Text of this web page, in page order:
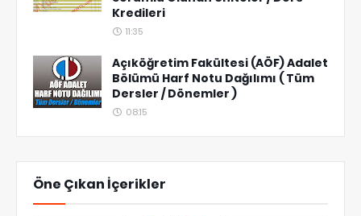
Kredileri
11:35
Açıköğretim Fakültesi (AÖF) Adalet
Bölümü Harf Notu Dağılımı ( Tüm
Dersler / Dönemler )
08:15
Öne Çıkan İçerikler